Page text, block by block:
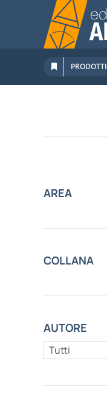
contenuto
PRODOTTI
AREA
COLLANA
AUTORE
Tutti